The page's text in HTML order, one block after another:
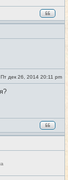
#25
СПт дек 26, 2014 20:11 pm